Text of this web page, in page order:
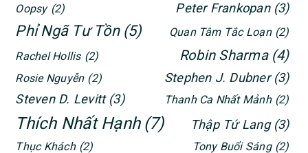
Oopsy (2) Peter Frankopan (3)
Phỉ Ngã Tư Tồn (5) Quan Tâm Tắc Loạn (2)
Rachel Hollis (2) Robin Sharma (4)
Rosie Nguyễn (2) Stephen J. Dubner (3)
Steven D. Levitt (3) Thanh Ca Nhất Mảnh (2)
Thích Nhất Hạnh (7) Thập Tứ Lang (3)
Thục Khách (2) Tony Buổi Sáng (2)